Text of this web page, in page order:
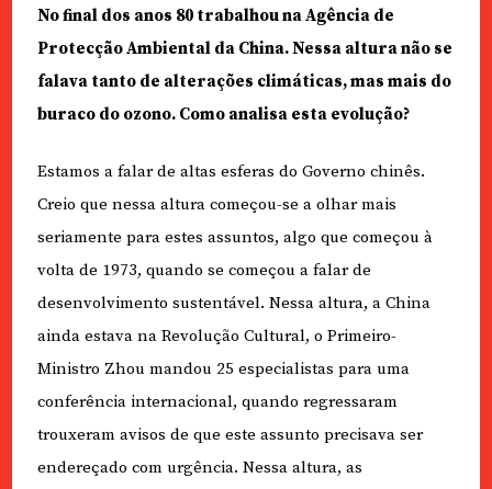
No final dos anos 80 trabalhou na Agência de
Protecção Ambiental da China. Nessa altura não se
falava tanto de alterações climáticas, mas mais do
buraco do ozono. Como analisa esta evolução?
Estamos a falar de altas esferas do Governo chinês.
Creio que nessa altura começou-se a olhar mais
seriamente para estes assuntos, algo que começou à
volta de 1973, quando se começou a falar de
desenvolvimento sustentável. Nessa altura, a China
ainda estava na Revolução Cultural, o Primeiro-
Ministro Zhou mandou 25 especialistas para uma
conferência internacional, quando regressaram
trouxeram avisos de que este assunto precisava ser
endereçado com urgência. Nessa altura, as